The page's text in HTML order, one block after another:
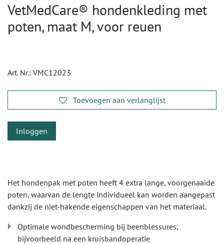
VetMedCare® hondenkleding met
poten, maat M, voor reuen
Art. Nr.: VMC12023
Toevoegen aan verlanglijst
Inloggen
Het hondenpak met poten heeft 4 extra lange, voorgenaaide
poten, waarvan de lengte individueel kan worden aangepast
dankzij de niet-hakende eigenschappen van het materiaal.
Optimale wondbescherming bij beenblessures,
bijvoorbeeld na een kruisbandoperatie